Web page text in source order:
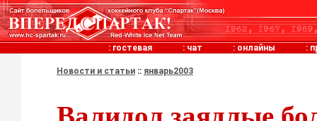
: гостевая : чат : онлайны :
Новости и статьи :: январь2003